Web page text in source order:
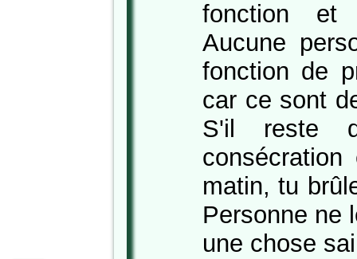
fonction et
Aucune
fonction de
car ce sont
S'il reste
matin, tu
Personne ne
une chose